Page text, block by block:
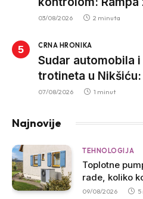
03/08/2026 2 minuta
CRNA HRONIKA
Sudar automobila
trotineta u
trotineta, prebačen
07/08/2026 1 minut
Najnovije
TEHNOLOGIJA
Toplotne
rade, koliko
njihovu
09/08/2026